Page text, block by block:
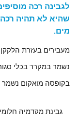
לגבינה רכה
שהיא לא תהיה
מים.
מעבירים בעזרת
נשמר במקרר בכלי סגור כ- 3
בקופסה מואקום נשמר
גבינת מקדמיה